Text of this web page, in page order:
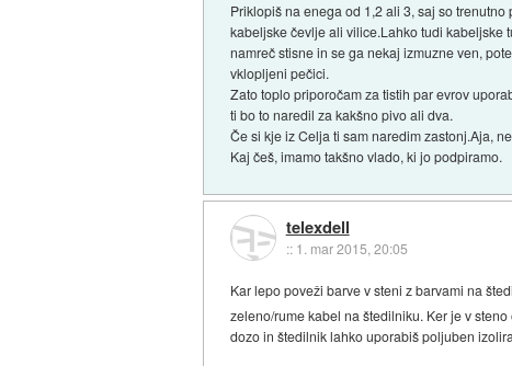
Priklopiš na enega od 1,2 ali 3, saj so
kabeljske čevlje ali vilice.Lahko tudi
namreč stisne in se ga nekaj izmuzne ven,
vklopljeni pečici.
Zato toplo priporočam za tistih par evrov
ti bo to naredil za kakšno pivo ali dva.
Če si kje iz Celja ti sam naredim zastonj.Aja,
Kaj češ, imamo takšno vlado, ki jo podpiramo.
telexdell
:: 1. mar 2015, 20:05
Kar lepo poveži barve v steni z barvami na
zeleno/rume kabel na štedilniku. Ker je v
dozo in štedilnik lahko uporabiš poljuben